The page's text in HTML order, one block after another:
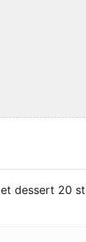
et dessert 20